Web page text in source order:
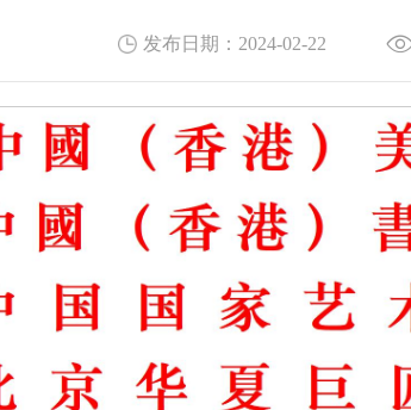
发布日期：2024-02-22